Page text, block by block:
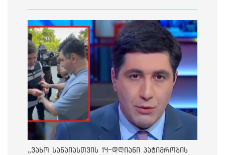
„ვახო სანაიასთვის 14-დღიანი პატიმრობის